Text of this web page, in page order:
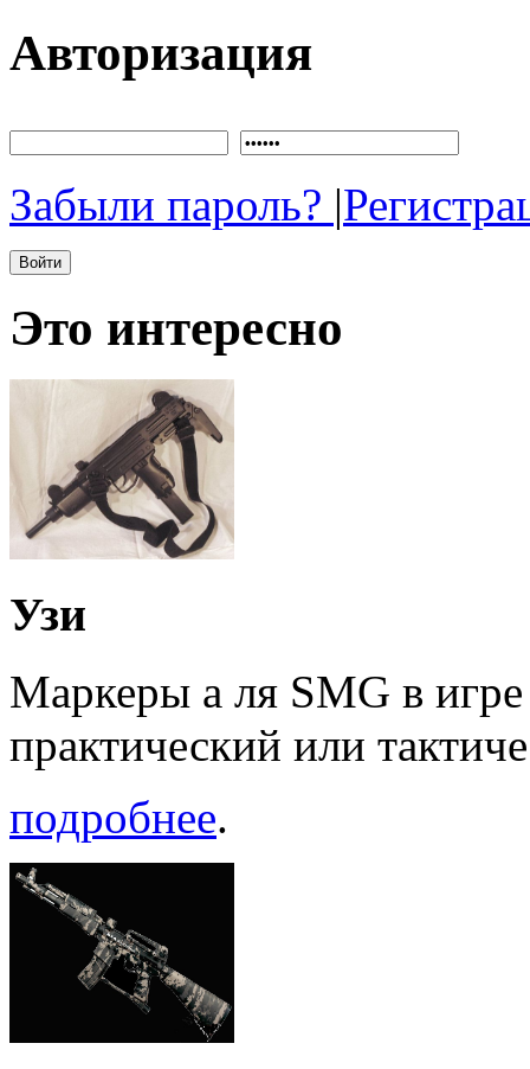
Авторизация
Забыли пароль? |
Это интересно
Узи
Маркеры а ля SMG в
практический или
подробнее.